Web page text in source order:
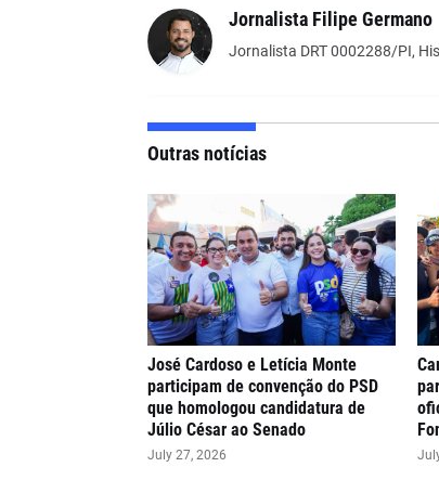
Jornalista Filipe Germano
Jornalista DRT 0002288/PI,
Outras notícias
José Cardoso e Letícia Monte
participam de convenção do PSD
que homologou candidatura de
Júlio César ao Senado
July 27, 2026